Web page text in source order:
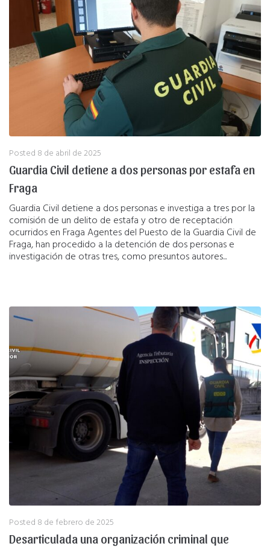
Posted 8 de abril de 2025
Guardia Civil detiene a dos personas por estafa en
Fraga
Guardia Civil detiene a dos personas e investiga a tres por la
comisión de un delito de estafa y otro de receptación
ocurridos en Fraga Agentes del Puesto de la Guardia Civil de
Fraga, han procedido a la detención de dos personas e
investigación de otras tres, como presuntos autores...
Posted 8 de febrero de 2025
Desarticulada una organización criminal que